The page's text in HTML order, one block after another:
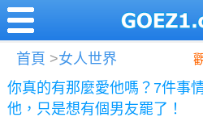
首頁 >女人世界
你真的有那麼愛他嗎？7件事
他，只是想有個男友罷了！